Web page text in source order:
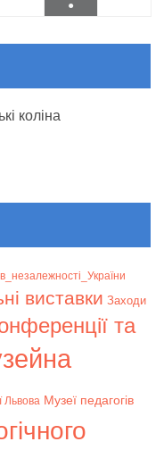
●
коліна
виставки Заходи
та
Львова Музеї педагогів